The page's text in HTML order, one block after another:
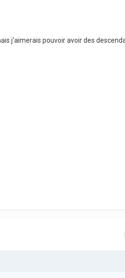
j'aimerais pouvoir avoir des